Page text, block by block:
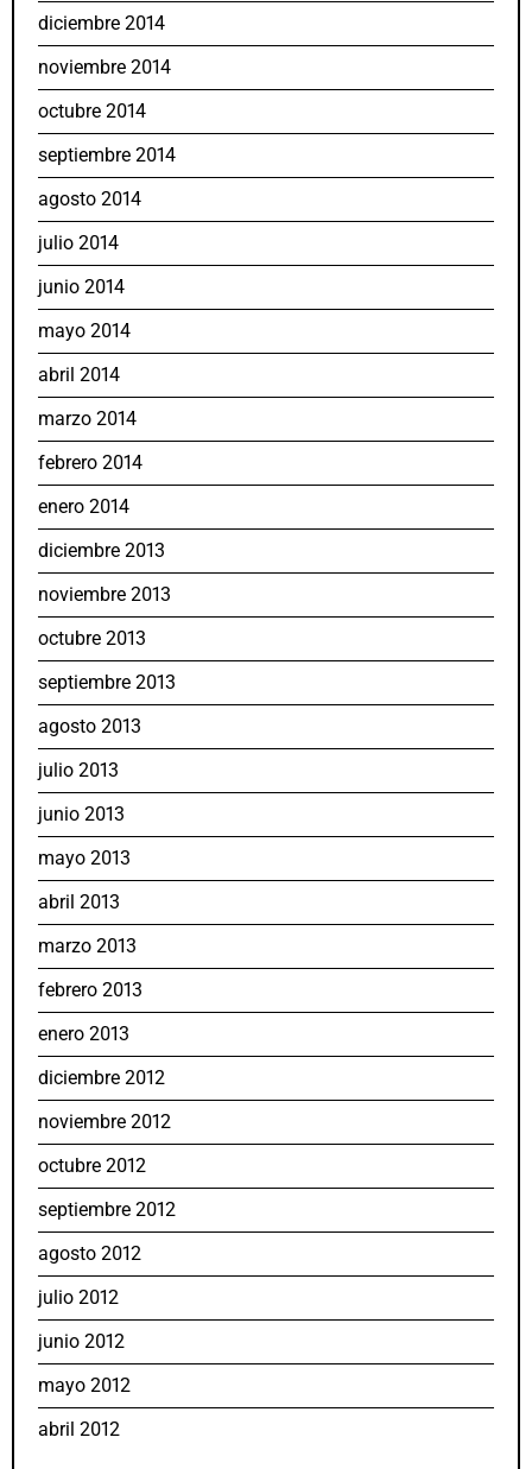
diciembre 2014
noviembre 2014
octubre 2014
septiembre 2014
agosto 2014
julio 2014
junio 2014
mayo 2014
abril 2014
marzo 2014
febrero 2014
enero 2014
diciembre 2013
noviembre 2013
octubre 2013
septiembre 2013
agosto 2013
julio 2013
junio 2013
mayo 2013
abril 2013
marzo 2013
febrero 2013
enero 2013
diciembre 2012
noviembre 2012
octubre 2012
septiembre 2012
agosto 2012
julio 2012
junio 2012
mayo 2012
abril 2012